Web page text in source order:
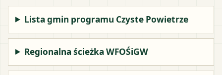
Lista gmin programu Czyste Powietrze
Regionalna ścieżka WFOŚiGW